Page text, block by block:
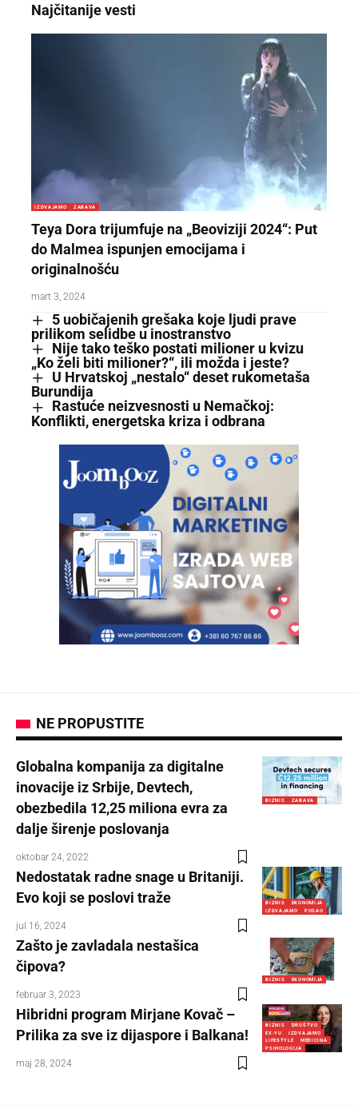
Najčitanije vesti
IZDVAJAMO ZABAVA
Teya Dora trijumfuje na „Beoviziji 2024“: Put
do Malmea ispunjen emocijama i
originalnošću
mart 3, 2024
5 uobičajenih grešaka koje ljudi prave
prilikom selidbe u inostranstvo
Nije tako teško postati milioner u kvizu
„Ko želi biti milioner?“, ili možda i jeste?
U Hrvatskoj „nestalo“ deset rukometaša
Burundija
Rastuće neizvesnosti u Nemačkoj:
Konflikti, energetska kriza i odbrana
NE PROPUSTITE
BIZNIS ZABAVA
Globalna kompanija za digitalne
inovacije iz Srbije, Devtech,
obezbedila 12,25 miliona evra za
dalje širenje poslovanja
oktobar 24, 2022
BIZNIS
EKONOMIJA
IZDVAJAMO
POSAO
Nedostatak radne snage u Britaniji.
Evo koji se poslovi traže
jul 16, 2024
BIZNIS EKONOMIJA
Zašto je zavladala nestašica
čipova?
februar 3, 2023
BIZNIS
DRUŠTVO
EX-YU
IZDVAJAMO
LIFESTYLE
MEDICINA
PSIHOLOGIJA
Hibridni program Mirjane Kovač –
Prilika za sve iz dijaspore i Balkana!
maj 28, 2024